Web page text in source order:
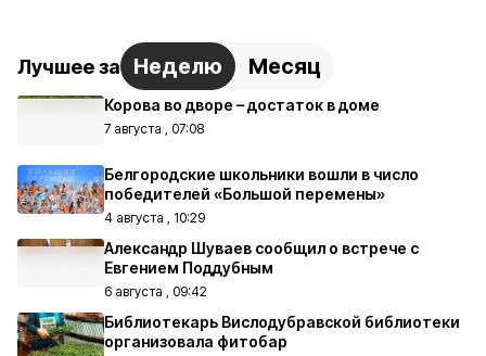
Лучшее за Неделю Месяц
Корова во дворе – достаток в доме
7 августа , 07:08
Белгородские школьники вошли в число
победителей «Большой перемены»
4 августа , 10:29
Александр Шуваев сообщил о встрече с
Евгением Поддубным
6 августа , 09:42
Библиотекарь Вислодубравской библиотеки
организовала фитобар